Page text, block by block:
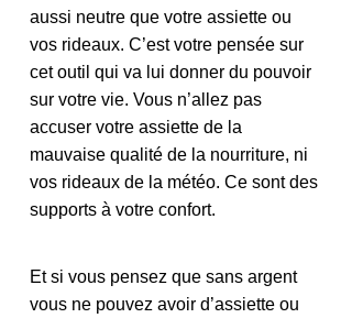
aussi neutre que votre assiette ou
vos rideaux. C’est votre pensée sur
cet outil qui va lui donner du pouvoir
sur votre vie. Vous n’allez pas
accuser votre assiette de la
mauvaise qualité de la nourriture, ni
vos rideaux de la météo. Ce sont des
supports à votre confort.
Et si vous pensez que sans argent
vous ne pouvez avoir d’assiette ou